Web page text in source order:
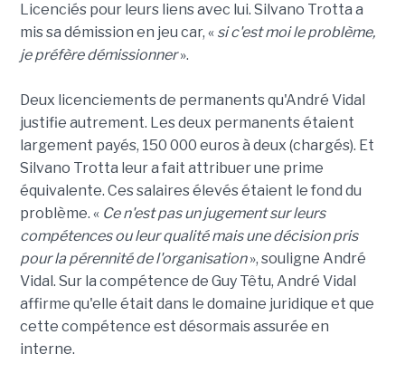
Licenciés pour leurs liens avec lui. Silvano Trotta a
mis sa démission en jeu car, « si c'est moi le problème,
je préfère démissionner».
Deux licenciements de permanents qu'André Vidal
justifie autrement. Les deux permanents étaient
largement payés, 150 000 euros à deux (chargés). Et
Silvano Trotta leur a fait attribuer une prime
équivalente. Ces salaires élevés étaient le fond du
problème. « Ce n'est pas un jugement sur leurs
compétences ou leur qualité mais une décision pris
pour la pérennité de l'organisation», souligne André
Vidal. Sur la compétence de Guy Têtu, André Vidal
affirme qu'elle était dans le domaine juridique et que
cette compétence est désormais assurée en
interne.